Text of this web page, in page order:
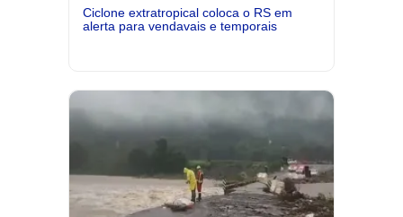
Ciclone extratropical coloca o RS em
alerta para vendavais e temporais